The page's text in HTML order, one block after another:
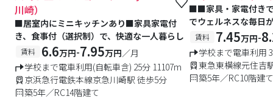
川崎）
■居室内にミニキッチンあり■家具家電付
き、食事付（選択制）で、快適な一人暮らし
賃料 6.6万円-7.95万円／月
学校まで電車利用(自転車含) 25分 11107m
京浜急行電鉄本線京急川崎駅 徒歩5分
築5年／RC14階建て
■■家具・家電付き
でウェルネスな毎日
賃料 7.45万円-
学校まで電車利用
東急東横線元住吉
築5年／RC10階建て